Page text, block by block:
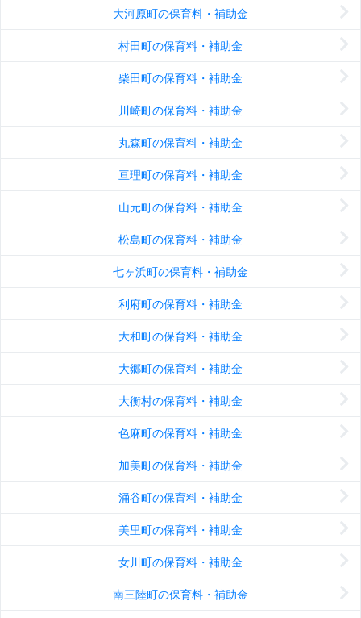
大河原町の保育料・補助金
村田町の保育料・補助金
柴田町の保育料・補助金
川崎町の保育料・補助金
丸森町の保育料・補助金
亘理町の保育料・補助金
山元町の保育料・補助金
松島町の保育料・補助金
七ヶ浜町の保育料・補助金
利府町の保育料・補助金
大和町の保育料・補助金
大郷町の保育料・補助金
大衡村の保育料・補助金
色麻町の保育料・補助金
加美町の保育料・補助金
涌谷町の保育料・補助金
美里町の保育料・補助金
女川町の保育料・補助金
南三陸町の保育料・補助金